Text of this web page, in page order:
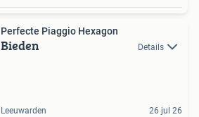
Perfecte Piaggio Hexagon
Bieden Details
Leeuwarden 26 jul 26